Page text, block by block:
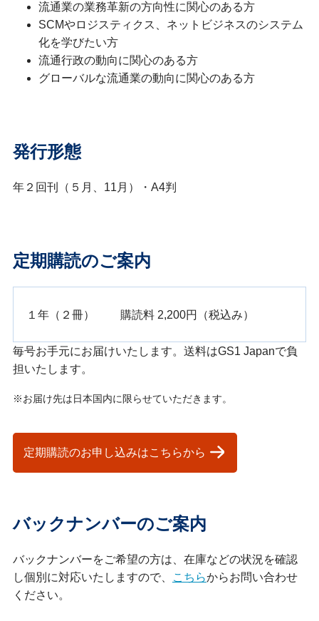
流通業の業務革新の方向性に関心のある方
SCMやロジスティクス、ネットビジネスのシステム
化を学びたい方
流通行政の動向に関心のある方
グローバルな流通業の動向に関心のある方
発行形態
年２回刊（５月、11月）・A4判
定期購読のご案内
１年（２冊） 購読料 2,200円（税込み）
毎号お手元にお届けいたします。送料はGS1 Japanで負
担いたします。
※お届け先は日本国内に限らせていただきます。
定期購読のお申し込みはこちらから
バックナンバーのご案内
バックナンバーをご希望の方は、在庫などの状況を確認
し個別に対応いたしますので、
こちらからお問い合わせ
ください。